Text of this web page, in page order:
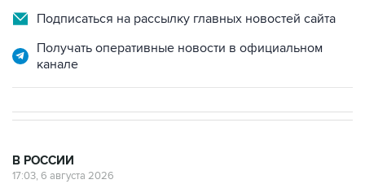
Подписаться на рассылку главных новостей сайта
Получать оперативные новости в официальном
канале
В РОССИИ
17:03, 6 августа 2026